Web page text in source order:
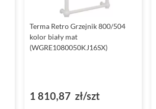
Terma Retro Grzejnik 800/504
kolor biały mat
(WGRE1080050KJ16SX)
1 810,87 zł/szt